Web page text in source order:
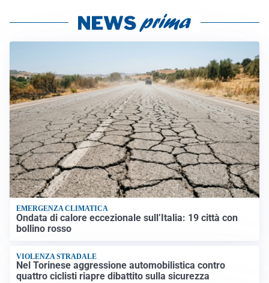
EMERGENZA CLIMATICA
Ondata di calore eccezionale sull’Italia: 19 città con
bollino rosso
VIOLENZA STRADALE
Nel Torinese aggressione automobilistica contro
quattro ciclisti riapre dibattito sulla sicurezza